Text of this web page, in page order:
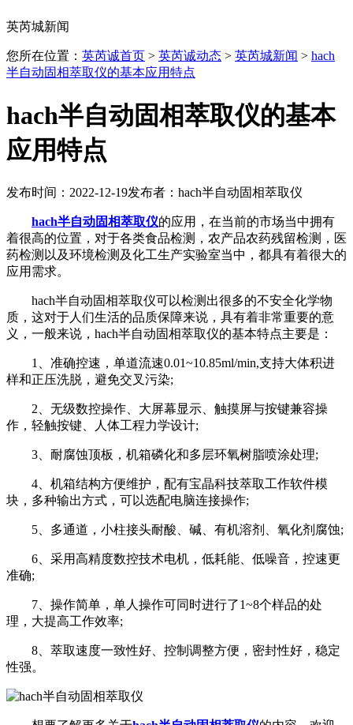
英芮城新闻
您所在位置： 英芮诚首页 > 英芮诚动态 > 英芮城新闻 > hach
半自动固相萃取仪的基本应用特点
hach半自动固相萃取仪的基本
应用特点
发布时间：2022-12-19发布者：hach半自动固相萃取仪
hach半自动固相萃取仪的应用，在当前的市场当中拥有
着很高的位置，对于各类食品检测，农产品农药残留检测，医
药检测以及环境检测及化工生产实验室当中，都具有着很大的
应用需求。
hach半自动固相萃取仪可以检测出很多的不安全化学物
质，这对于人们生活的品质保障来说，具有着非常重要的意
义，一般来说，hach半自动固相萃取仪的基本特点主要是：
1、准确控速，单道流速0.01~10.85ml/min,支持大体积进
样和正压洗脱，避免交叉污染;
2、无级数控操作、大屏幕显示、触摸屏与按键兼容操
作，轻触按键、人体工程力学设计;
3、耐腐蚀顶板，机箱磷化和多层环氧树脂喷涂处理;
4、机箱结构方便维护，配有宝晶科技萃取工作软件模
块，多种输出方式，可以选配电脑连接操作;
5、多通道，小柱接头耐酸、碱、有机溶剂、氧化剂腐蚀;
6、采用高精度数控技术电机，低耗能、低噪音，控速更
准确;
7、操作简单，单人操作可同时进行了1~8个样品的处
理，大提高工作效率;
8、萃取速度一致性好、控制调整方便，密封性好，稳定
性强。